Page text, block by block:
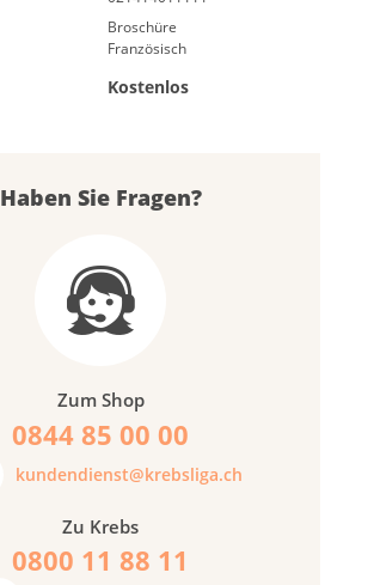
Broschüre
Französisch
Kostenlos
Haben Sie Fragen?
Zum Shop
0844 85 00 00
kundendienst@krebsliga.ch
Zu Krebs
0800 11 88 11